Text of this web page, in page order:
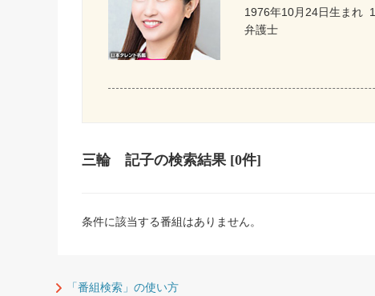
1976年10月24日生まれ
弁護士
三輪 記子の検索結果 [0件]
条件に該当する番組はありません。
「番組検索」の使い方